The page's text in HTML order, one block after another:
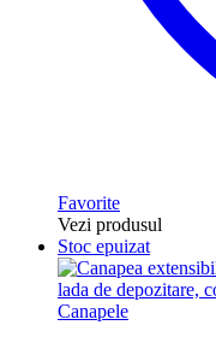
Favorite
Vezi produsul
Stoc epuizat
Canapele